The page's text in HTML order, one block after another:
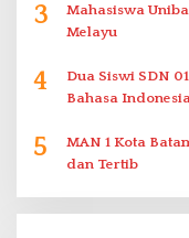
3
Mahasiswa
Melayu
4
Dua Siswi SDN
Bahasa
5
MAN 1 Kota
dan Tertib